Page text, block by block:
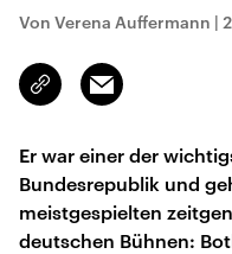
Von Verena Auffermann |
Link
kopieren/teilen
Email
Er war einer der
Bundesrepublik und
meistgespielten
deutschen Bühnen: